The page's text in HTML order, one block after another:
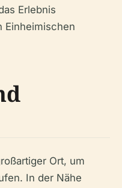
Erlebnis
Einheimischen
Ort, um
In der Nähe